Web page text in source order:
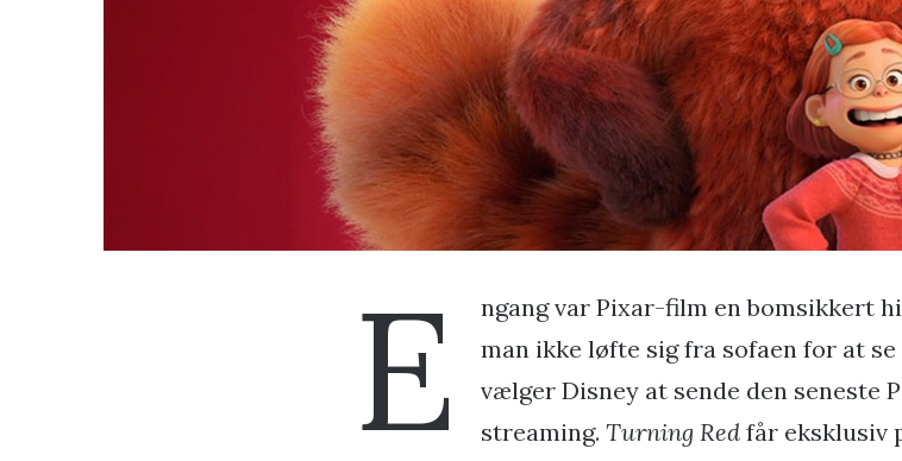
E
ngang var Pixar-film en bomsikkert
man ikke løfte sig fra sofaen for at
vælger Disney at sende den seneste
streaming. Turning Red får eksklusiv